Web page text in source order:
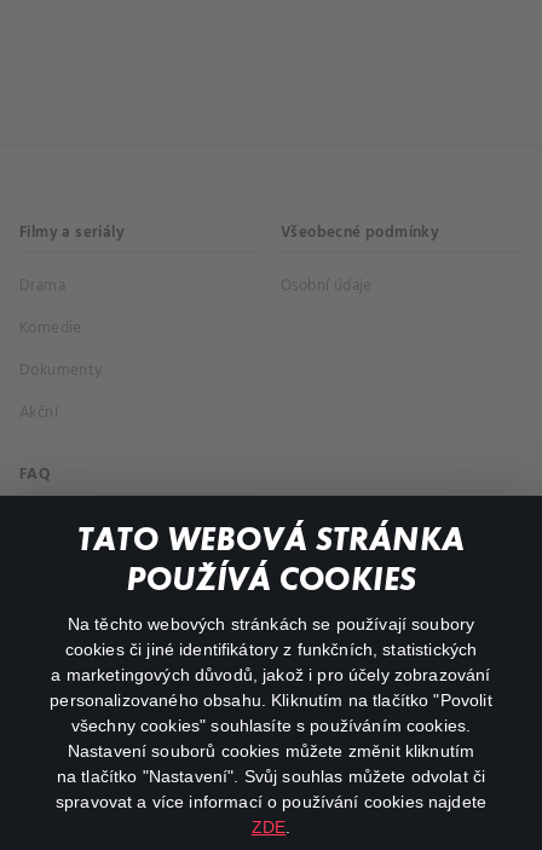
TATO WEBOVÁ STRÁNKA
POUŽÍVÁ COOKIES
Na těchto webových stránkách se používají soubory
cookies či jiné identifikátory z funkčních, statistických
a marketingových důvodů, jakož i pro účely zobrazování
personalizovaného obsahu. Kliknutím na tlačítko "Povolit
všechny cookies" souhlasíte s používáním cookies.
Nastavení souborů cookies můžete změnit kliknutím
na tlačítko "Nastavení". Svůj souhlas můžete odvolat či
spravovat a více informací o používání cookies najdete
ZDE
Filmy a seriály
Drama
Komedie
Dokumenty
Akční
Všeobecné podmínky
Osobní údaje
FAQ
Můj účet
Důležité odkazy
facebookinstagram
youtube